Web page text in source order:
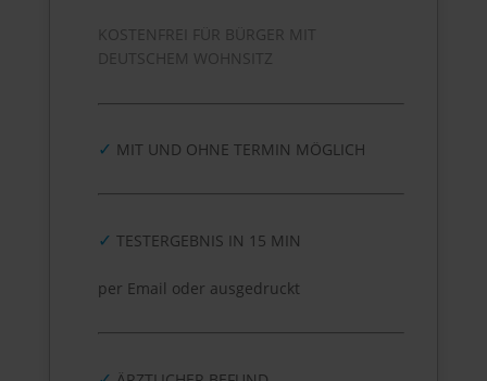
KOSTENFREI FÜR BÜRGER MIT
DEUTSCHEM WOHNSITZ
✓ MIT UND OHNE TERMIN MÖGLICH
✓ TESTERGEBNIS IN 15 MIN
per Email oder ausgedruckt